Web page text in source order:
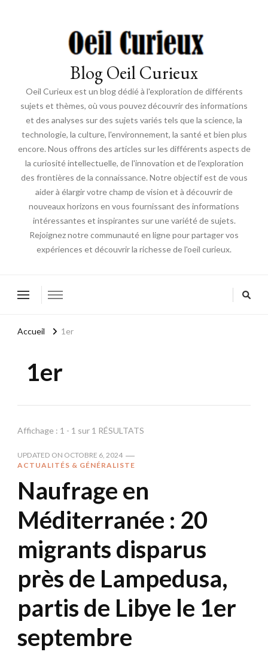
Blog Oeil Curieux
Oeil Curieux est un blog dédié à l'exploration de différents
sujets et thèmes, où vous pouvez découvrir des informations
et des analyses sur des sujets variés tels que la science, la
technologie, la culture, l'environnement, la santé et bien plus
encore. Nous offrons des articles sur les différents aspects de
la curiosité intellectuelle, de l'innovation et de l'exploration
des frontières de la connaissance. Notre objectif est de vous
aider à élargir votre champ de vision et à découvrir de
nouveaux horizons en vous fournissant des informations
intéressantes et inspirantes sur une variété de sujets.
Rejoignez notre communauté en ligne pour partager vos
expériences et découvrir la richesse de l'oeil curieux.
Accueil 1er
1er
Affichage : 1 - 1 sur 1 RÉSULTATS
UPDATED ON OCTOBRE 6, 2024
ACTUALITÉS & GÉNÉRALISTE
Naufrage en
Méditerranée : 20
migrants disparus
près de Lampedusa,
partis de Libye le 1er
septembre